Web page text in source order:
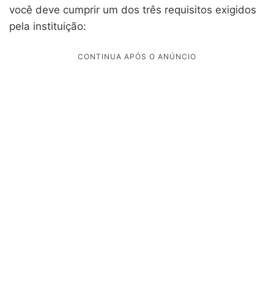
você deve cumprir um dos três requisitos exigidos
pela instituição: